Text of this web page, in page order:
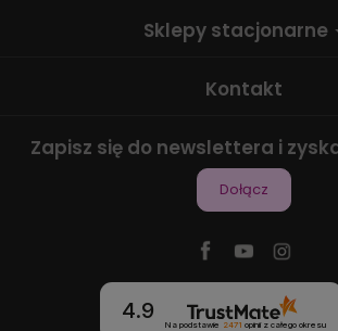
Sklepy stacjonarne
Kontakt
Zapisz się do newslettera i
Dołącz
4.9
Na podstawie 2471 opinii z całego okresu